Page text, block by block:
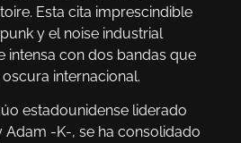
Esta cita imprescindible
y el noise industrial
intensa con dos bandas que
internacional.
estadounidense liderado
Adam -K-, se ha consolidado